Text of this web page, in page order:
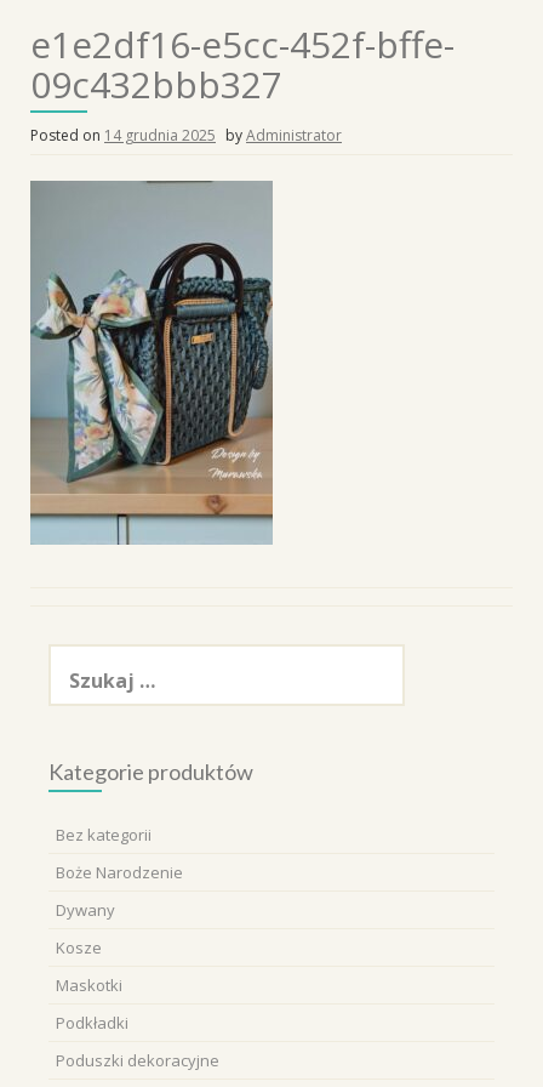
e1e2df16-e5cc-452f-bffe-
09c432bbb327
Posted on 14 grudnia 2025 byAdministrator
Szukaj:
Kategorie produktów
Bez kategorii
Boże Narodzenie
Dywany
Kosze
Maskotki
Podkładki
Poduszki dekoracyjne